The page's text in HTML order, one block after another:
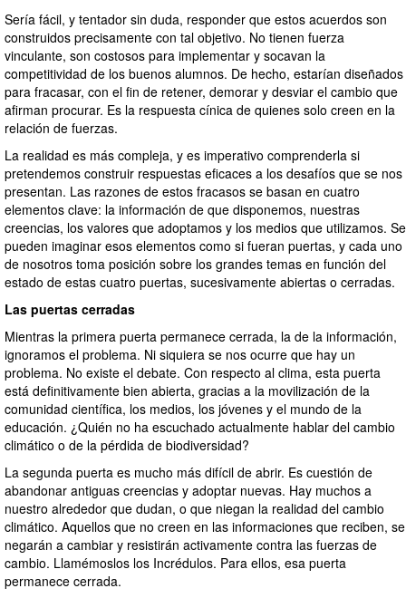
Sería fácil, y tentador sin duda, responder que estos acuerdos son
construidos precisamente con tal objetivo. No tienen fuerza
vinculante, son costosos para implementar y socavan la
competitividad de los buenos alumnos. De hecho, estarían diseñados
para fracasar, con el fin de retener, demorar y desviar el cambio que
afirman procurar. Es la respuesta cínica de quienes solo creen en la
relación de fuerzas.
La realidad es más compleja, y es imperativo comprenderla si
pretendemos construir respuestas eficaces a los desafíos que se nos
presentan. Las razones de estos fracasos se basan en cuatro
elementos clave: la información de que disponemos, nuestras
creencias, los valores que adoptamos y los medios que utilizamos. Se
pueden imaginar esos elementos como si fueran puertas, y cada uno
de nosotros toma posición sobre los grandes temas en función del
estado de estas cuatro puertas, sucesivamente abiertas o cerradas.
Las puertas cerradas
Mientras la primera puerta permanece cerrada, la de la información,
ignoramos el problema. Ni siquiera se nos ocurre que hay un
problema. No existe el debate. Con respecto al clima, esta puerta
está definitivamente bien abierta, gracias a la movilización de la
comunidad científica, los medios, los jóvenes y el mundo de la
educación. ¿Quién no ha escuchado actualmente hablar del cambio
climático o de la pérdida de biodiversidad?
La segunda puerta es mucho más difícil de abrir. Es cuestión de
abandonar antiguas creencias y adoptar nuevas. Hay muchos a
nuestro alrededor que dudan, o que niegan la realidad del cambio
climático. Aquellos que no creen en las informaciones que reciben, se
negarán a cambiar y resistirán activamente contra las fuerzas de
cambio. Llamémoslos los Incrédulos. Para ellos, esa puerta
permanece cerrada.